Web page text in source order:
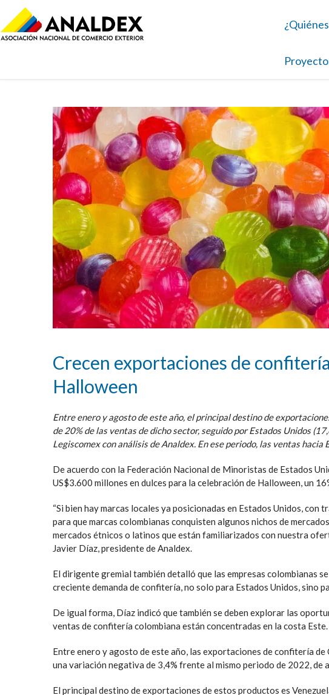
Crecen exportaciones de
Halloween
Entre enero y agosto de este año, el principal destino de
de 20% de las ventas de dicho sector, seguido por Estados Unidos
Legiscomex con análisis de Analdex. En ese periodo, las ventas
De acuerdo con la Federación Nacional de Minoristas de Estados
US$3.600 millones en dulces para la celebración de Halloween, un
“Si bien hay marcas locales ya posicionadas en Estados Unidos,
para que marcas colombianas conquisten algunos nichos de
mercados étnicos o latinos que están familiarizados con nuestra
Javier Díaz, presidente de Analdex.
El dirigente gremial también detalló que las empresas colombianas
creciente demanda de confitería, no solo para Estados Unidos, sino
De igual forma, Díaz indicó que también se deben explorar las
ventas de confitería colombiana están concentradas en la costa Este.
Entre enero y agosto de este año, las exportaciones de confitería
una variación negativa de 3,4% frente al mismo periodo de 2022, de
El principal destino de exportaciones de estos productos es